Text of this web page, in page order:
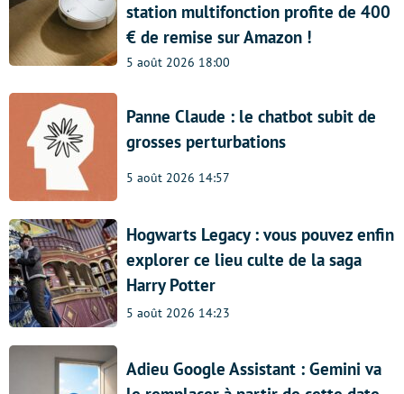
station multifonction profite de 400
€ de remise sur Amazon !
5 août 2026 18:00
Panne Claude : le chatbot subit de
grosses perturbations
5 août 2026 14:57
Hogwarts Legacy : vous pouvez enfin
explorer ce lieu culte de la saga
Harry Potter
5 août 2026 14:23
Adieu Google Assistant : Gemini va